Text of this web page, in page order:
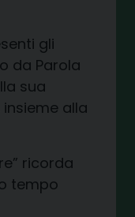
gli
da Parola
sua
alla
ricorda
tempo